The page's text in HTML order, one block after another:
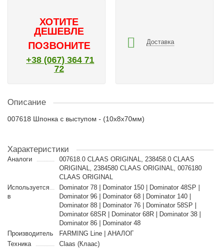
ХОТИТЕ
ДЕШЕВЛЕ
ПОЗВОНИТЕ
+38 (067) 364 71
72
Доставка
Описание
007618 Шпонка с выступом - (10x8x70мм)
Характеристики
Аналоги
007618.0 CLAAS ORIGINAL, 238458.0 CLAAS
ORIGINAL, 2384580 CLAAS ORIGINAL, 0076180
CLAAS ORIGINAL
Используется
в
Dominator 78 | Dominator 150 | Dominator 48SP |
Dominator 96 | Dominator 68 | Dominator 140 |
Dominator 88 | Dominator 76 | Dominator 58SP |
Dominator 68SR | Dominator 68R | Dominator 38 |
Dominator 86 | Dominator 48
Производитель
FARMING Line | АНАЛОГ
Техника
Claas (Клаас)